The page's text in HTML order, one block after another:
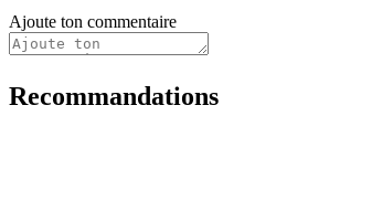
Ajoute ton commentaire
Recommandations